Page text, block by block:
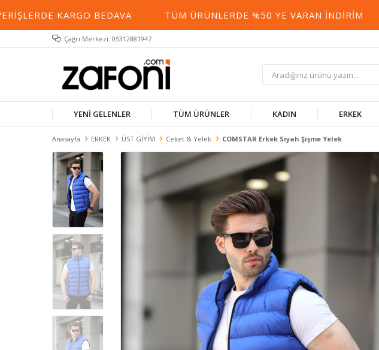
KARGO BEDAVA TÜM ÜRÜNLERDE %50 YE VARAN İNDIRIM
Çağrı Merkezi: 05312881947
YENİ GELENLER TÜM ÜRÜNLER KADIN ERKEK
Anasayfa ERKEK ÜST GİYİM Ceket & Yelek COMSTAR Erkek Siyah Şişme Yelek